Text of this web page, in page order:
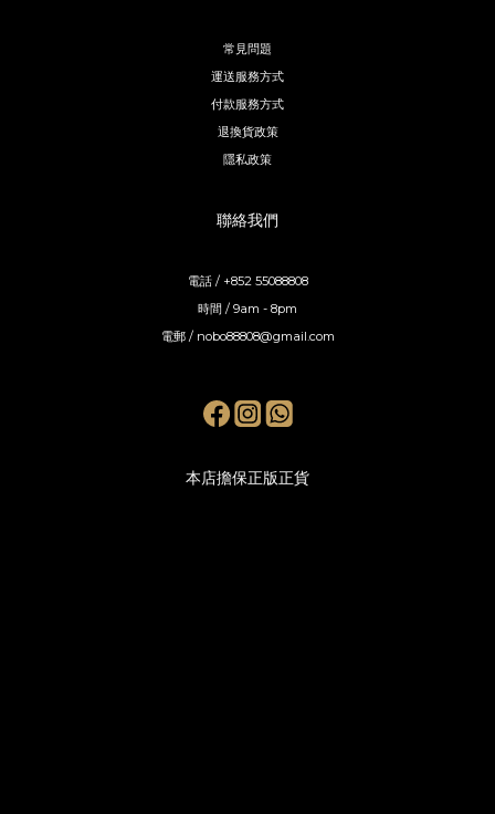
常見問題
運送服務方式
付款服務方式
退換貨政策
隱私政策
聯絡我們
電話 / +852 55088808
時間 / 9am - 8pm
電郵 / nobo88808@gmail.com
本店擔保正版正貨